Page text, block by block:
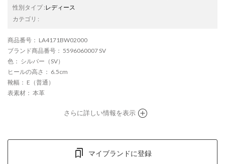
性別タイプ:レディース
カテゴリ :
商品番号 ： LA4171BW02000
ブランド商品番号 ： 5596060007 SV
色 ： シルバー（SV）
ヒールの高さ ： 6.5cm
靴幅 ： E（普通）
表素材 ： 本革
さらに詳しい情報を表示
マイブランドに登録